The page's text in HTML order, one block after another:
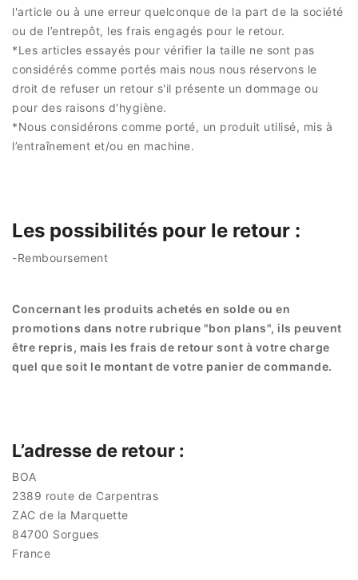
l'article ou à une erreur quelconque de la part de la société
ou de l’entrepôt, les frais engagés pour le retour.
*Les articles essayés pour vérifier la taille ne sont pas
considérés comme portés mais nous nous réservons le
droit de refuser un retour s'il présente un dommage ou
pour des raisons d'hygiène.
*Nous considérons comme porté, un produit utilisé, mis à
l’entraînement et/ou en machine.
Les possibilités pour le retour :
-Remboursement
Concernant les produits achetés en solde ou en
promotions dans notre rubrique "bon plans", ils peuvent
être repris, mais les frais de retour sont à votre charge
quel que soit le montant de votre panier de commande.
L’adresse de retour :
BOA
2389 route de Carpentras
ZAC de la Marquette
84700 Sorgues
France